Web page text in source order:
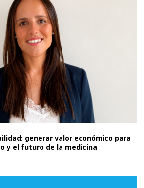
generar valor económico para
y el futuro de la medicina